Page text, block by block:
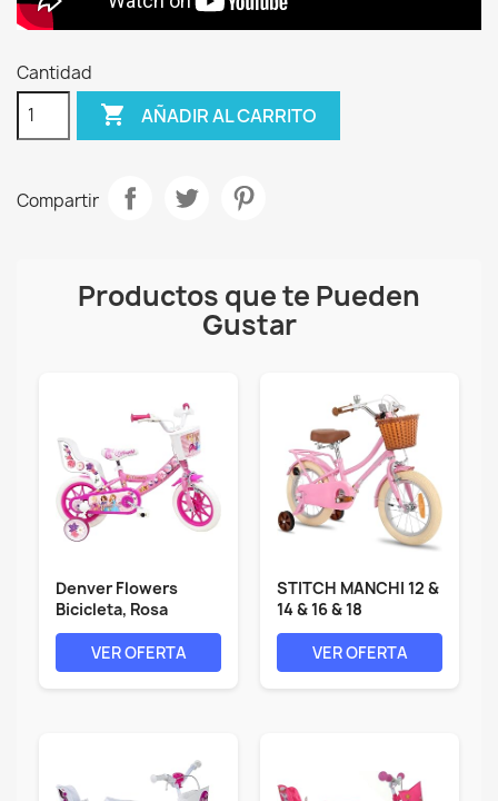
Cantidad
 AÑADIR AL CARRITO
Compartir
Productos que te Pueden
Gustar
Denver Flowers
Bicicleta, Rosa
Blanco, 12
VER OFERTA
STITCH MANCHI 12 &
14 & 16 & 18
Pulgadas...
VER OFERTA